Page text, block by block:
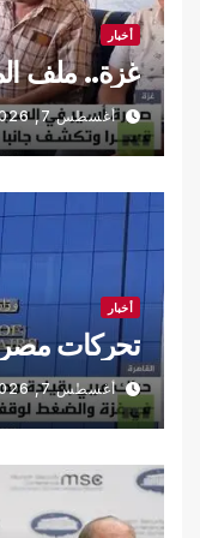
أخبار
غزة.. ملف
أغسطس 7, 2026
أخبار
تحركات
أغسطس 7, 2026